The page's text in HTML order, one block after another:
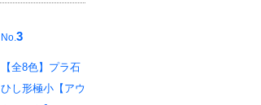
No.3
【全8色】プラ石
ひし形極小【アウ